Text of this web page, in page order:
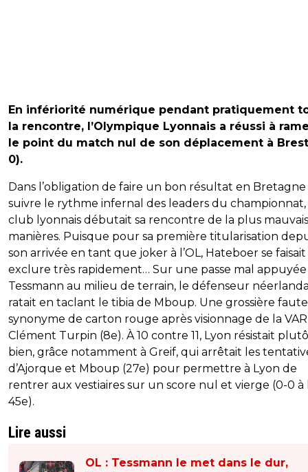
En infériorité numérique pendant pratiquement
la rencontre, l’Olympique Lyonnais a réussi à
le point du match nul de son déplacement à
0).
Dans l’obligation de faire un bon résultat en
suivre le rythme infernal des leaders du
club lyonnais débutait sa rencontre de la plus
manières. Puisque pour sa première titularisation
son arrivée en tant que joker à l’OL, Hateboer se faisait
exclure très rapidement… Sur une passe mal
Tessmann au milieu de terrain, le défenseur
ratait en taclant le tibia de Mboup. Une grossière faute
synonyme de carton rouge après visionnage de la
Clément Turpin (8e). À 10 contre 11, Lyon résistait
bien, grâce notamment à Greif, qui arrêtait les
d’Ajorque et Mboup (27e) pour permettre à Lyon de
rentrer aux vestiaires sur un score nul et vierge (0-0 à
45e).
Lire aussi
OL : Tessmann le met dans le dur,